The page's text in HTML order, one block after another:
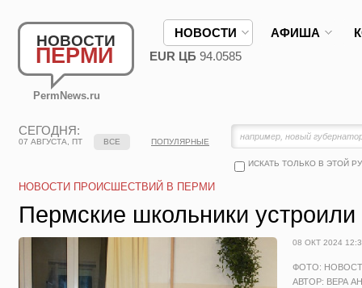
НОВОСТИ
ПЕРМИ
PermNews.ru
НОВОСТИ АФИША
EUR ЦБ 94.0585
СЕГОДНЯ:
07 АВГУСТА, ПТ
ИСКАТЬ ТОЛЬКО В ЭТОЙ
ВСЕ ПОПУЛЯРНЫЕ
НОВОСТИ ПРОИСШЕСТВИЙ В ПЕРМИ
Пермские школьники устроили
08 ОКТ 2024
ФОТО:
АВТОР: ВЕРА